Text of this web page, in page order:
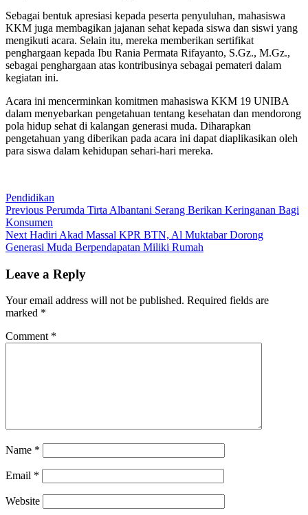
Sebagai bentuk apresiasi kepada peserta penyuluhan, mahasiswa
KKM juga membagikan jajanan sehat kepada siswa dan siswi yang
mengikuti acara. Selain itu, mereka memberikan sertifikat
penghargaan kepada Ibu Rania Permata Rifayanto, S.Gz., M.Gz.,
sebagai penghargaan atas kontribusinya sebagai pemateri dalam
kegiatan ini.
Acara ini mencerminkan komitmen mahasiswa KKM 19 UNIBA
dalam menyebarkan pengetahuan tentang kesehatan dan mendorong
pola hidup sehat di kalangan generasi muda. Diharapkan
pengetahuan yang diberikan pada acara ini dapat diaplikasikan oleh
para siswa dalam kehidupan sehari-hari mereka.
Pendidikan
Post
navigation
Previous Previous
post:
Perumda Tirta Albantani Serang Berikan Keringanan Bagi
Konsumen
Next Next
post:
Hadiri Akad Massal KPR BTN, Al Muktabar Dorong
Generasi Muda Berpendapatan Miliki Rumah
Leave a Reply
Your email address will not be published. Required fields are
marked *
Comment *
Name *
Email *
Website